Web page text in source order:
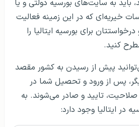
باید به سایت‌های بورسیه دولتی و یا
خیریه‌ای که در این زمینه فعالیت
برای بورسیه ایتالیا را
کنید.
پیش از رسیدن به کشور مقصد
پس از ورود و تحصیل شما در
تایید و صادر می‌شوند. به
در ایتالیا وجود دارد: